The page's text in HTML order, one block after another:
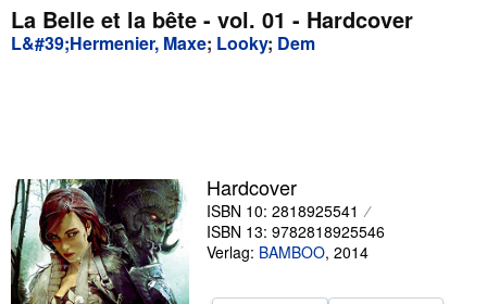
Meine Bestellungen
Detailsuche
Verkäufer
Verkäufer werden
Hilfe
La Belle et la bête - vol. 01 - Hardcover
L&#39;Hermenier, Maxe; Looky; Dem
Hardcover
ISBN 10: 2818925541
ISBN 13: 9782818925546
Verlag: BAMBOO, 2014